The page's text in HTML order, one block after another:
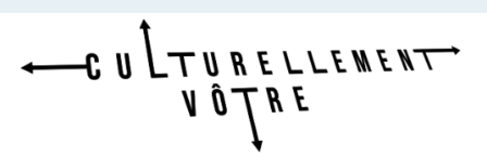
Aller
contenu